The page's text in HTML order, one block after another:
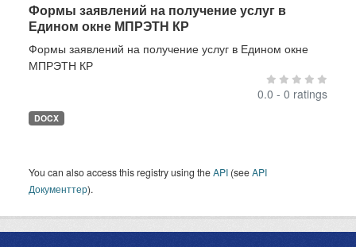
Формы заявлений на получение услуг в
Едином окне МПРЭТН КР
Формы заявлений на получение услуг в Едином окне
МПРЭТН КР
0.0 - 0 ratings
DOCX
You can also access this registry using theAPI (seeAPI
Документтер).